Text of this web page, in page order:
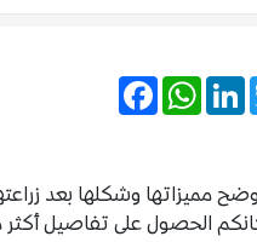
FacebookWhatsAppLinkedIn
مميزاتها وشكلها بعد
الحصول على تفاصيل أكثر